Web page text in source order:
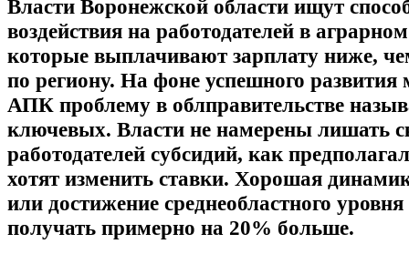
Власти Воронежской области ищут
воздействия на работодателей в
которые выплачивают зарплату ниже,
по региону. На фоне успешного развития
АПК проблему в облправительстве
ключевых. Власти не намерены лишать
работодателей субсидий, как
хотят изменить ставки. Хорошая
или достижение среднеобластного
получать примерно на 20% больше.